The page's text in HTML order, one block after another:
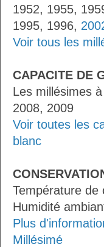
1952, 1955,
1995, 1996,
Voir tous les
CAPACITE DE
Les millésimes
2008, 2009
Voir toutes les
blanc
Température de
Humidité
Plus
Millésimé